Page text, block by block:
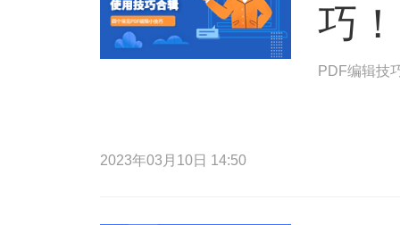
巧！
PDF编辑技
2023年03月10日 14:50